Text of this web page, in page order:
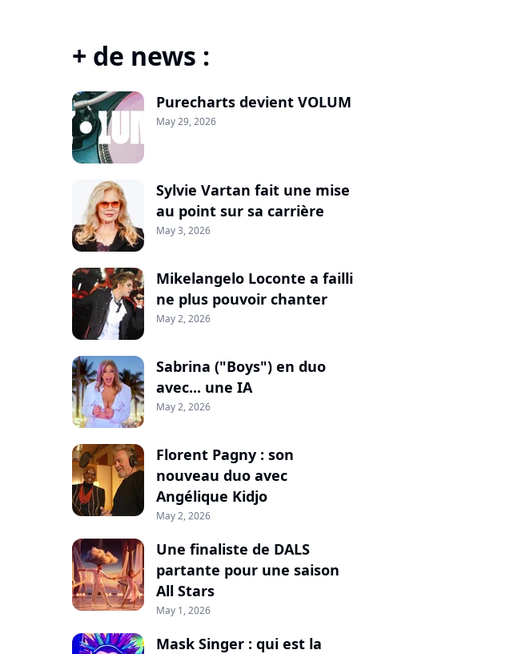
+ de news :
Purecharts devient VOLUM
May 29, 2026
Sylvie Vartan fait une mise
au point sur sa carrière
May 3, 2026
Mikelangelo Loconte a failli
ne plus pouvoir chanter
May 2, 2026
Sabrina ("Boys") en duo
avec... une IA
May 2, 2026
Florent Pagny : son
nouveau duo avec
Angélique Kidjo
May 2, 2026
Une finaliste de DALS
partante pour une saison
All Stars
May 1, 2026
Mask Singer : qui est la